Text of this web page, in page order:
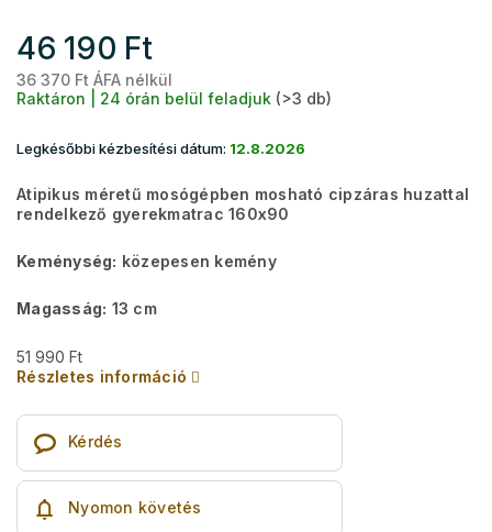
46 190 Ft
36 370 Ft ÁFA nélkül
Raktáron | 24 órán belül feladjuk (>3 db)
Legkésőbbi kézbesítési dátum: 12.8.2026
Atipikus méretű mosógépben mosható cipzáras huzattal
rendelkező gyerekmatrac 160x90
Keménység: közepesen kemény
Magasság: 13 cm
51 990 Ft
Részletes információ
Kérdés
Nyomon követés